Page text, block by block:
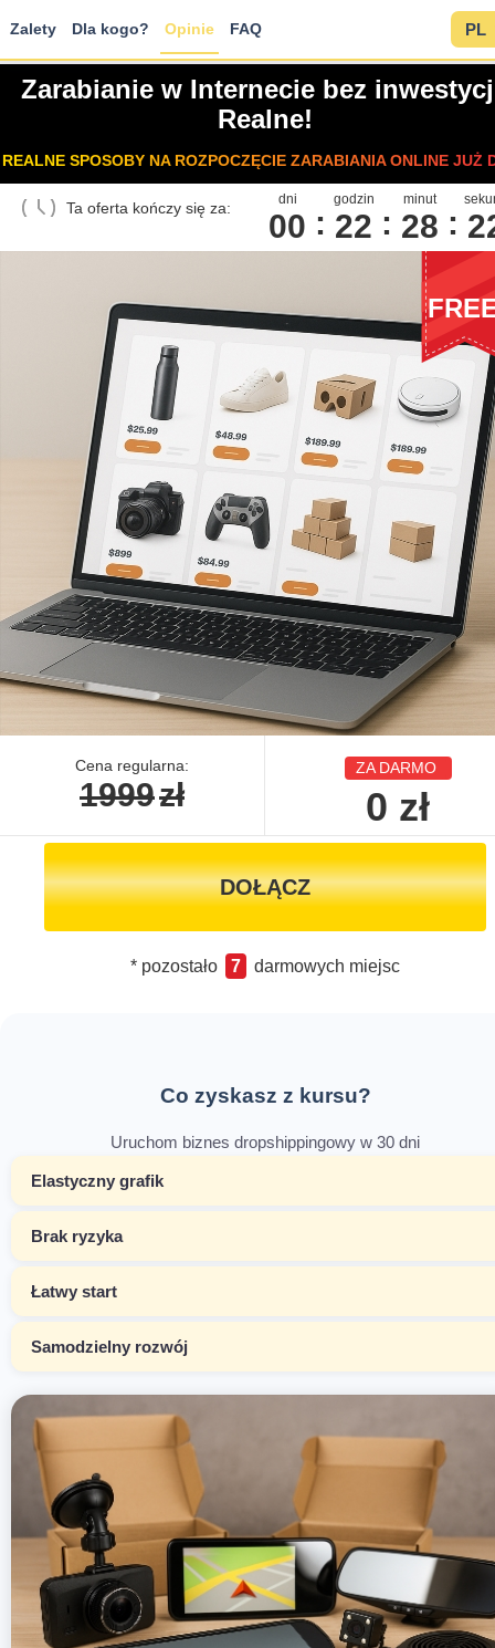
Zalety Dla kogo? Opinie FAQ PL
Zarabianie w Internecie bez
Realne!
REALNE SPOSOBY NA ROZPOCZĘCIE ZARABIANIA ONLINE JUŻ
Ta oferta kończy się za: dni
00
godzin
22
minut
28 2
Cena regularna:
1999zł
ZA DARMO
0 zł
DOŁĄCZ
* pozostało 7 darmowych miejsc
Co zyskasz z kursu?
Uruchom biznes dropshippingowy w 30 dni
Elastyczny grafik
Brak ryzyka
Łatwy start
Samodzielny rozwój